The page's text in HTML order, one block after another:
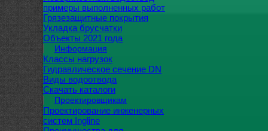
примеры выполненных работ
Грязезащитные покрытия
Укладка брусчатки
Объекты 2021 года
Информация
Классы нагрузок
Гидравлическое сечение DN
Виды водоотвода
Скачать каталоги
Проектировщикам
Проектирование инженерных
систем Ingline